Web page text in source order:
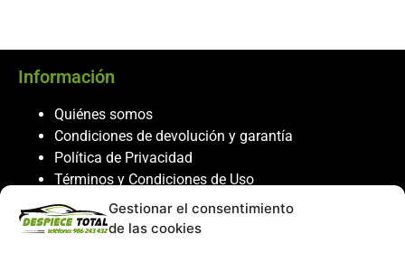
Gestionar el consentimiento
de las cookies
Información
Quiénes somos
Condiciones de devolución y garantía
Política de Privacidad
Términos y Condiciones de Uso
Política de Cookies
Servicio al cliente